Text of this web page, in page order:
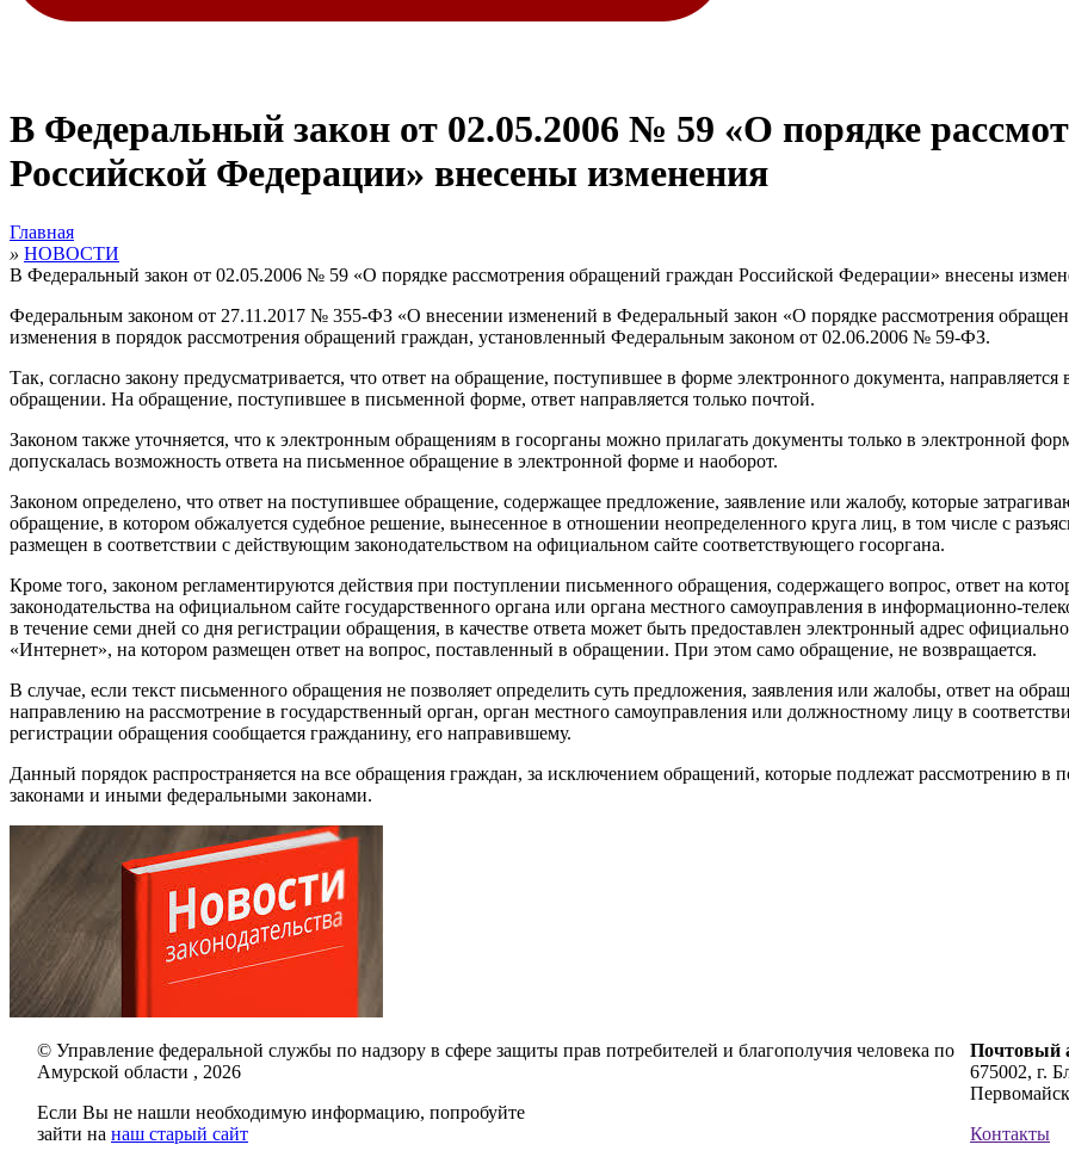
В Федеральный закон от 02.05.2006 № 59 «О порядке
Российской Федерации» внесены изменения
Главная
» НОВОСТИ
В Федеральный закон от 02.05.2006 № 59 «О порядке рассмотрения обращений граждан Российской Федерации» внесены
Федеральным законом от 27.11.2017 № 355-ФЗ «О внесении изменений в Федеральный закон «О порядке рассмотрения
изменения в порядок рассмотрения обращений граждан, установленный Федеральным законом от 02.06.2006 № 59-ФЗ.
Так, согласно закону предусматривается, что ответ на обращение, поступившее в форме электронного документа,
обращении. На обращение, поступившее в письменной форме, ответ направляется только почтой.
Законом также уточняется, что к электронным обращениям в госорганы можно прилагать документы только в электронной
допускалась возможность ответа на письменное обращение в электронной форме и наоборот.
Законом определено, что ответ на поступившее обращение, содержащее предложение, заявление или жалобу, которые
обращение, в котором обжалуется судебное решение, вынесенное в отношении неопределенного круга лиц, в том числе с
размещен в соответствии с действующим законодательством на официальном сайте соответствующего госоргана.
Кроме того, законом регламентируются действия при поступлении письменного обращения, содержащего вопрос, ответ на
законодательства на официальном сайте государственного органа или органа местного самоуправления в информационно-
в течение семи дней со дня регистрации обращения, в качестве ответа может быть предоставлен электронный адрес
«Интернет», на котором размещен ответ на вопрос, поставленный в обращении. При этом само обращение, не возвращается.
В случае, если текст письменного обращения не позволяет определить суть предложения, заявления или жалобы, ответ на
направлению на рассмотрение в государственный орган, орган местного самоуправления или должностному лицу в
регистрации обращения сообщается гражданину, его направившему.
Данный порядок распространяется на все обращения граждан, за исключением обращений, которые подлежат рассмотрению
законами и иными федеральными законами.
© Управление федеральной службы по надзору в сфере защиты прав потребителей и благополучия человека по
Амурской области , 2026
Если Вы не нашли необходимую информацию, попробуйте
зайти на наш старый сайт
Почтовый
675002, г.
Контакты